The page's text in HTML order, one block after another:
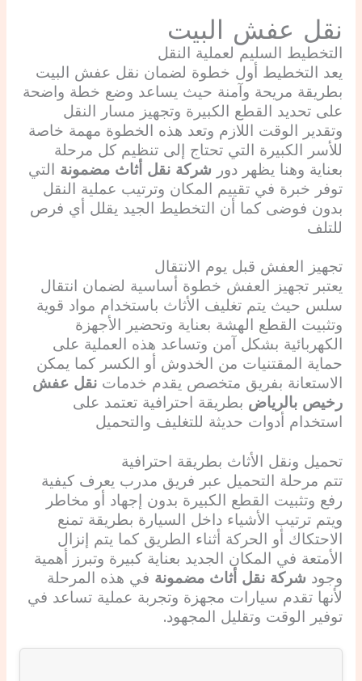
نقل عفش البيت
التخطيط السليم لعملية النقل
يعد التخطيط أول خطوة لضمان نقل عفش البيت
بطريقة مريحة وآمنة حيث يساعد وضع خطة واضحة
على تحديد القطع الكبيرة وتجهيز مسار النقل
وتقدير الوقت اللازم وتعد هذه الخطوة مهمة خاصة
للأسر الكبيرة التي تحتاج إلى تنظيم كل مرحلة
بعناية وهنا يظهر دور شركة نقل أثاث مضمونة التي
توفر خبرة في تقييم المكان وترتيب عملية النقل
بدون فوضى كما أن التخطيط الجيد يقلل أي فرص
للتلف
تجهيز العفش قبل يوم الانتقال
يعتبر تجهيز العفش خطوة أساسية لضمان انتقال
سلس حيث يتم تغليف الأثاث باستخدام مواد قوية
وتثبيت القطع الهشة بعناية وتحضير الأجهزة
الكهربائية بشكل آمن وتساعد هذه العملية على
حماية المقتنيات من الخدوش أو الكسر كما يمكن
الاستعانة بفريق متخصص يقدم خدمات نقل عفش
رخيص بالرياض بطريقة احترافية تعتمد على
استخدام أدوات حديثة للتغليف والتحميل
تحميل ونقل الأثاث بطريقة احترافية
تتم مرحلة التحميل عبر فريق مدرب يعرف كيفية
رفع وتثبيت القطع الكبيرة بدون إجهاد أو مخاطر
ويتم ترتيب الأشياء داخل السيارة بطريقة تمنع
الاحتكاك أو الحركة أثناء الطريق كما يتم إنزال
الأمتعة في المكان الجديد بعناية كبيرة وتبرز أهمية
وجود شركة نقل أثاث مضمونة في هذه المرحلة
لأنها تقدم سيارات مجهزة وتجربة عملية تساعد في
توفير الوقت وتقليل المجهود.